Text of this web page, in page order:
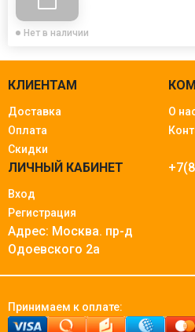
Нет в наличии
КЛИЕНТАМ
Доставка
Оплата
Скидки
О
ЛИЧНЫЙ КАБИНЕТ
Вход
Регистрация
Адрес: Москва. пр-д
Одоевского 2а
Принимаем к оплате: